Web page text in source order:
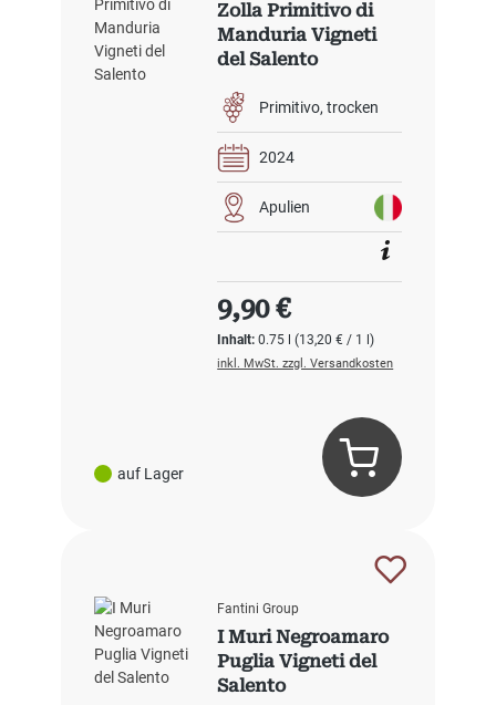
auf Lager
Zolla Primitivo di
Manduria Vigneti
del Salento
Primitivo trocken
2024
Apulien
Inhalt:0.75 l(13,20 € / 1 l)
Regulärer Preis:
9,90 €
inkl. MwSt. zzgl. Versandkosten
Fantini Group
I Muri Negroamaro
Puglia Vigneti del
Salento